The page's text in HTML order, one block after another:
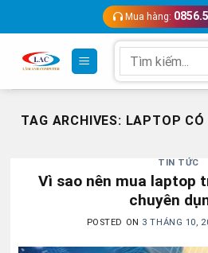
content
Mua hàng:
for:
TAG ARCHIVES: LAPTOP CÓ
TIN TỨC
Vì sao nên mua laptop
chuyên
POSTED ON 3 THÁNG 10,